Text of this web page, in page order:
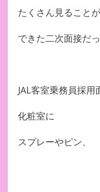
たくさん見ることが
できた二次面接だ
JAL客室乗務員採用
化粧室に
スプレーやピン、